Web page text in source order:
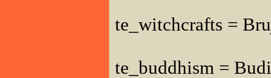
te_witchcrafts =
te_buddhism =